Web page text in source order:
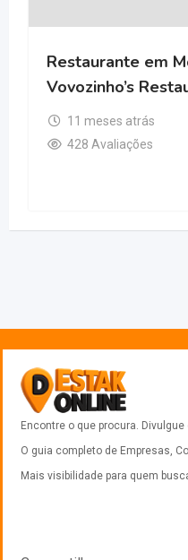
Restaurante em
Vovozinho’s
11 meses atrás
428 Avaliações
Encontre o que procura. Divulgue
O guia completo de Empresas,
Mais visibilidade para quem